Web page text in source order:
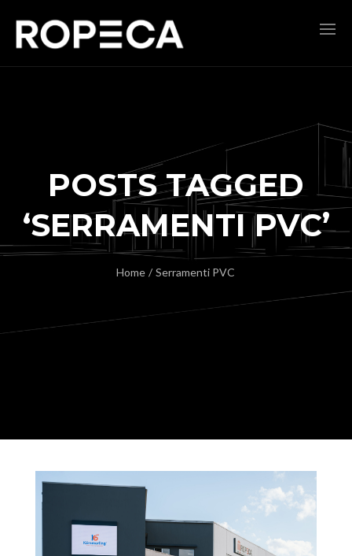
POSTS TAGGED
‘SERRAMENTI PVC’
Home / Serramenti PVC